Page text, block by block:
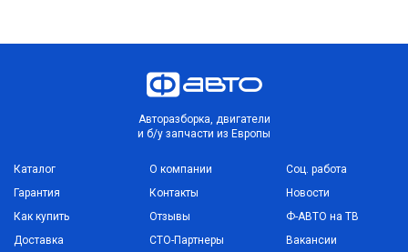
Авторазборка, двигатели
и б/у запчасти из Европы
Каталог
Гарантия
Как купить
Доставка
О компании
Контакты
Отзывы
СТО-Партнеры
Соц. работа
Новости
Ф-АВТО на ТВ
Вакансии